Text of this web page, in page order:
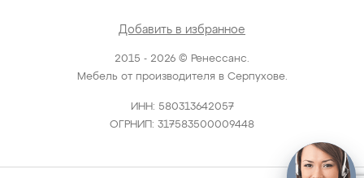
2015 - 2026 © Ренессанс.
Мебель от производителя в Серпухове.
ИНН: 580313642057
ОГРНИП: 317583500009448
Добавить в избранное